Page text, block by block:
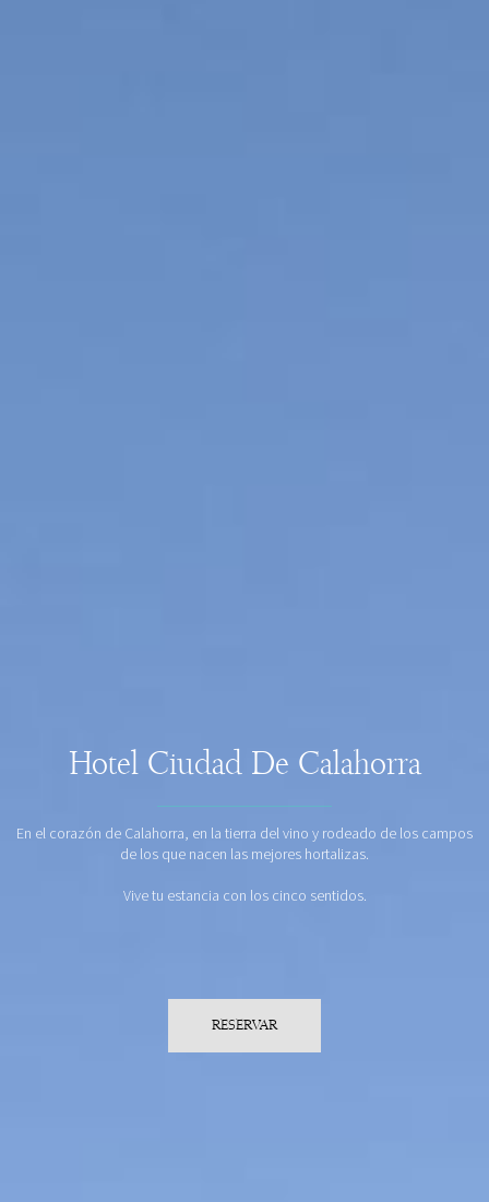
Hotel Ciudad De Calahorra
En el corazón de Calahorra, en la tierra del vino y rodeado de los campos
de los que nacen las mejores hortalizas.
Vive tu estancia con los cinco sentidos.
RESERVAR